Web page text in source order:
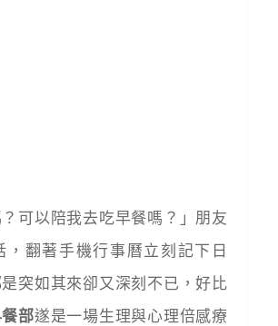
？可以陪我去吃早餐嗎？」朋友
，翻著手機行事曆立刻記下日
突如其來卻又深刻不已，好比
部遂是一場生理與心理倍感療